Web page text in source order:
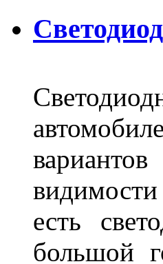
есть
большой